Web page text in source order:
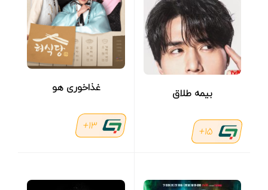
بیمه طلاق
15+
غذاخوری هو
13+